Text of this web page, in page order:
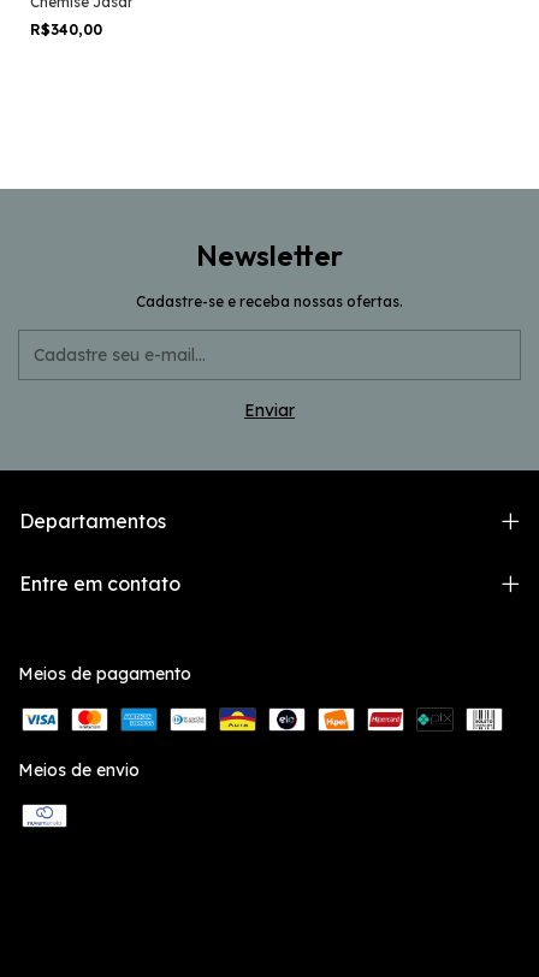
R$340,00
Newsletter
Cadastre-se e receba nossas ofertas.
Departamentos
Entre em contato
Meios de pagamento
Meios de envio